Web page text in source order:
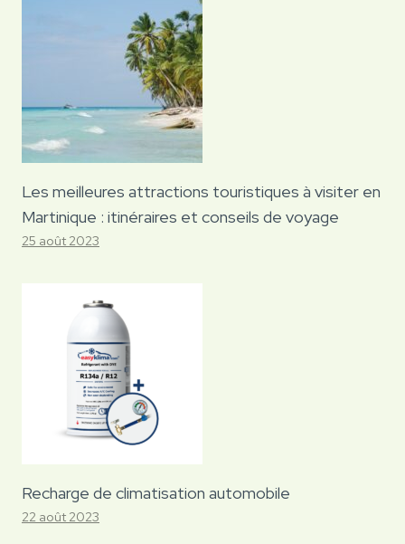
Les meilleures attractions touristiques à visiter en
Martinique : itinéraires et conseils de voyage
25 août 2023
Recharge de climatisation automobile
22 août 2023